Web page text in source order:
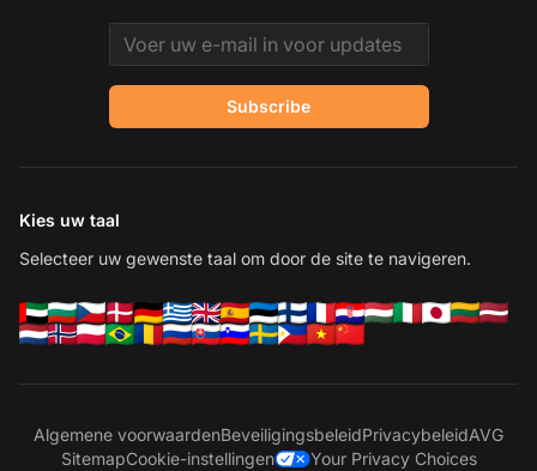
Email address
Subscribe
Kies uw taal
Selecteer uw gewenste taal om door de site te navigeren.
Algemene voorwaardenBeveiligingsbeleidPrivacybeleidAVG
SitemapCookie-instellingen Your Privacy Choices